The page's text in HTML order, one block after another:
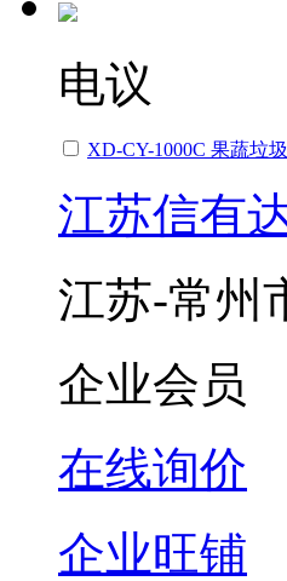
电议
XD-CY-1000C 果蔬垃
江苏信有
江苏-常州
企业会员
在线询价
企业旺铺